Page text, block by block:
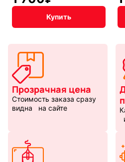
Купить
Прозрачная цена
Стоимость заказа сразу
видна на сайте